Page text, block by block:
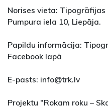
Norises vieta:
Pumpura iela 10, Liepāja.
Papildu informācija:
Facebook lapā
E-pasts: info@trk.lv
Projektu "Rokam roku –